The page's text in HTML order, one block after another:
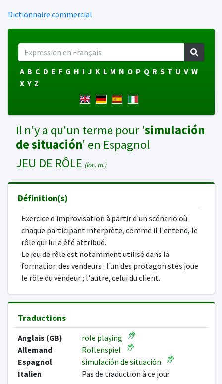
Dictionnaire commercial
A B C D E F G H I J K L M N O P Q R S T U V W
X Y Z
Il n'y a qu'un terme pour 'simulación
de situación' en Espagnol
JEU DE RÔLE (loc. m.)
Définition(s)
Exercice d'improvisation à partir d'un scénario où
chaque participant interprète, comme il l'entend, le
rôle qui lui a été attribué.
Le jeu de rôle est notamment utilisé dans la
formation des vendeurs : l'un des protagonistes joue
le rôle du vendeur ; l'autre, celui du client.
Traductions
Anglais (GB)
role playing
Allemand
Rollenspiel
Espagnol
simulación de situación
Italien
Pas de traduction à ce jour